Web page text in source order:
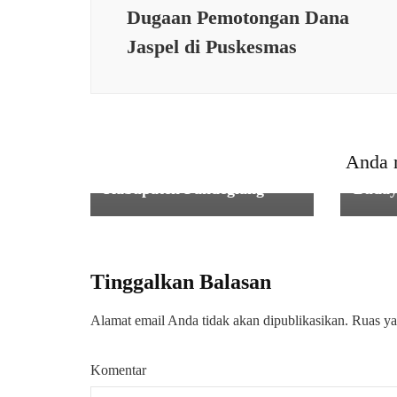
Dugaan Pemotongan Dana
Jaspel di Puskesmas
Anda
KESEHATAN,PEMERINTAHAN
Tinggalkan Balasan
Alamat email Anda tidak akan dipublikasikan. Ruas
Komentar